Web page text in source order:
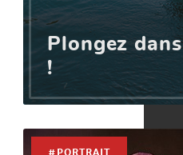
Plongez
!
#PORTRAIT